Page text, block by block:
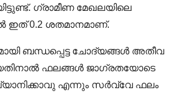
ഗ്രാമീണ മേഖലയിലെ
ഇത് 0.2 ശതമാനമാണ്.
ബന്ധപ്പെട്ട ചോദ്യങ്ങൾ അതീവ
ഫലങ്ങൾ ജാഗ്രതയോടെ
എന്നും സർവ്വേ ഫലം